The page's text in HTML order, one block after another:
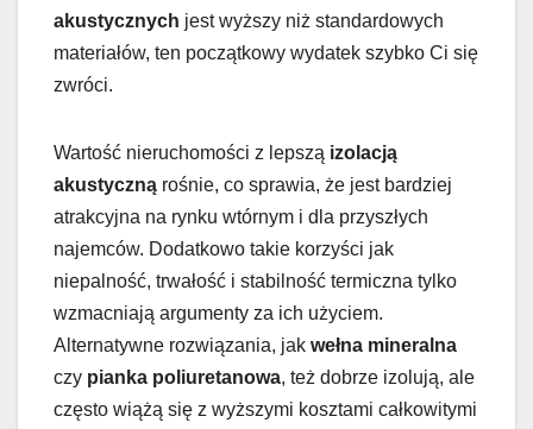
akustycznych jest wyższy niż standardowych
materiałów, ten początkowy wydatek szybko Ci się
zwróci.
Wartość nieruchomości z lepszą izolacją
akustyczną rośnie, co sprawia, że jest bardziej
atrakcyjna na rynku wtórnym i dla przyszłych
najemców. Dodatkowo takie korzyści jak
niepalność, trwałość i stabilność termiczna tylko
wzmacniają argumenty za ich użyciem.
Alternatywne rozwiązania, jak wełna mineralna
czy pianka poliuretanowa, też dobrze izolują, ale
często wiążą się z wyższymi kosztami całkowitymi